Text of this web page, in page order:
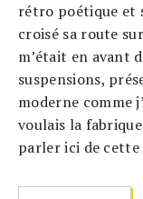
rétro poétique et
croisé sa route
m’était en avant
suspensions,
moderne comme
voulais la
parler ici de